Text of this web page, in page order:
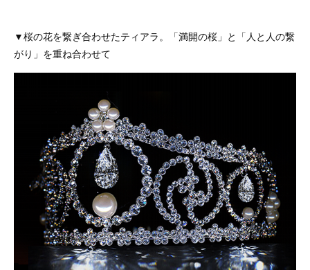
▼桜の花を繋ぎ合わせたティアラ。「満開の桜」と「人と人の繋
がり」を重ね合わせて